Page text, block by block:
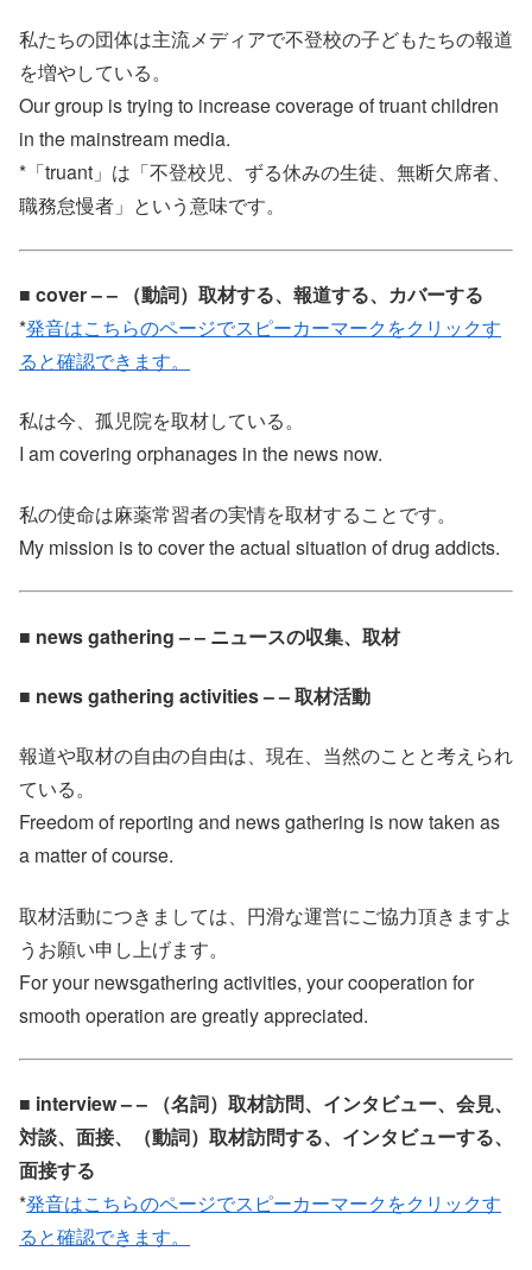
私たちの団体は主流メディアで不登校の子どもたちの報道
を増やしている。
Our group is trying to increase coverage of truant children
in the mainstream media.
*「truant」は「不登校児、ずる休みの生徒、無断欠席者、
職務怠慢者」という意味です。
■ cover – – （動詞）取材する、報道する、カバーする
*発音はこちらのページでスピーカーマークをクリックす
ると確認できます。
私は今、孤児院を取材している。
I am covering orphanages in the news now.
私の使命は麻薬常習者の実情を取材することです。
My mission is to cover the actual situation of drug addicts.
■ news gathering – – ニュースの収集、取材
■ news gathering activities – – 取材活動
報道や取材の自由の自由は、現在、当然のことと考えられ
ている。
Freedom of reporting and news gathering is now taken as
a matter of course.
取材活動につきましては、円滑な運営にご協力頂きますよ
うお願い申し上げます。
For your newsgathering activities, your cooperation for
smooth operation are greatly appreciated.
■ interview – – （名詞）取材訪問、インタビュー、会見、
対談、面接、（動詞）取材訪問する、インタビューする、
面接する
*発音はこちらのページでスピーカーマークをクリックす
ると確認できます。